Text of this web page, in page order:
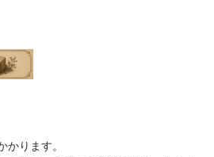
ります。